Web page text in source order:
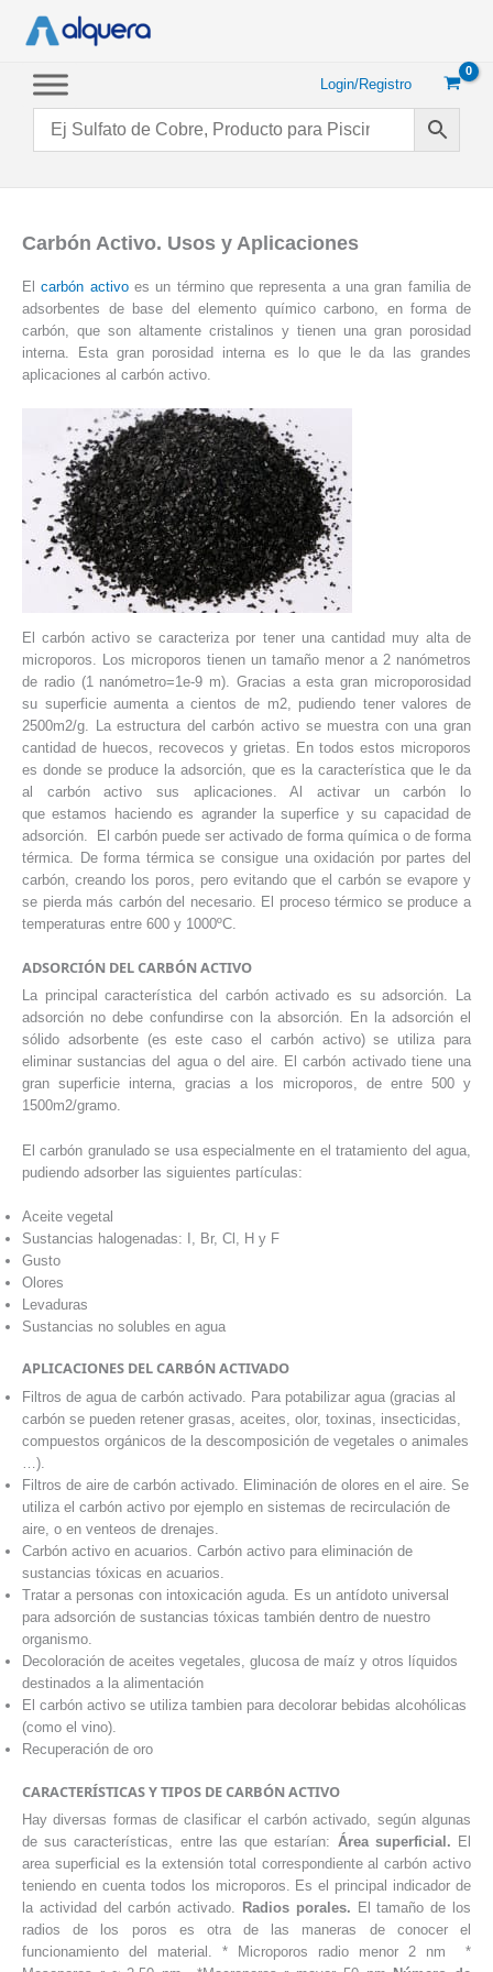
Login/Registro
Carbón Activo. Usos y Aplicaciones
Elcarbón activoes un término que representa a una gran familia de
adsorbentes de base del elemento químico carbono, en forma de
carbón, que son altamente cristalinos y tienen una gran porosidad
interna. Esta gran porosidad interna es lo que le da las grandes
aplicaciones al carbón activo.
El carbón activo se caracteriza por tener una cantidad muy alta de
microporos. Los microporos tienen un tamaño menor a 2 nanómetros
de radio (1 nanómetro=1e-9 m). Gracias a esta gran microporosidad
su superficie aumenta a cientos de m2, pudiendo tener valores de
2500m2/g. La estructura del carbón activo se muestra con una gran
cantidad de huecos, recovecos y grietas. En todos estos microporos
es donde se produce la adsorción, que es la característica que le da
al carbón activo sus aplicaciones. Al activar un carbón lo
que estamos haciendo es agrander la superfice y su capacidad de
adsorción. El carbón puede ser activado de forma química o de forma
térmica. De forma térmica se consigue una oxidación por partes del
carbón, creando los poros, pero evitando que el carbón se evapore y
se pierda más carbón del necesario. El proceso térmico se produce a
temperaturas entre 600 y 1000ºC.
ADSORCIÓN DEL CARBÓN ACTIVO
La principal característica del carbón activado es su adsorción. La
adsorción no debe confundirse con la absorción. En la adsorción el
sólido adsorbente (es este caso el carbón activo) se utiliza para
eliminar sustancias del agua o del aire. El carbón activado tiene una
gran superficie interna, gracias a los microporos, de entre 500 y
1500m2/gramo.
El carbón granulado se usa especialmente en el tratamiento del agua,
pudiendo adsorber las siguientes partículas:
Aceite vegetal
Sustancias halogenadas: I, Br, Cl, H y F
Gusto
Olores
Levaduras
Sustancias no solubles en agua
APLICACIONES DEL CARBÓN ACTIVADO
Filtros de agua de carbón activado. Para potabilizar agua (gracias al
carbón se pueden retener grasas, aceites, olor, toxinas, insecticidas,
compuestos orgánicos de la descomposición de vegetales o animales
…).
Filtros de aire de carbón activado. Eliminación de olores en el aire. Se
utiliza el carbón activo por ejemplo en sistemas de recirculación de
aire, o en venteos de drenajes.
Carbón activo en acuarios. Carbón activo para eliminación de
sustancias tóxicas en acuarios.
Tratar a personas con intoxicación aguda. Es un antídoto universal
para adsorción de sustancias tóxicas también dentro de nuestro
organismo.
Decoloración de aceites vegetales, glucosa de maíz y otros líquidos
destinados a la alimentación
El carbón activo se utiliza tambien para decolorar bebidas alcohólicas
(como el vino).
Recuperación de oro
CARACTERÍSTICAS Y TIPOS DE CARBÓN ACTIVO
Hay diversas formas de clasificar el carbón activado, según algunas
de sus características, entre las que estarían: Área superficial. El
area superficial es la extensión total correspondiente al carbón activo
teniendo en cuenta todos los microporos. Es el principal indicador de
la actividad del carbón activado. Radios porales. El tamaño de los
radios de los poros es otra de las maneras de conocer el
funcionamiento del material. *
Microporos radio menor 2 nm *